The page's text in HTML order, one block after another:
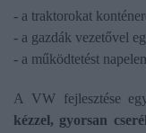
- a traktorokat
- a gazdák vezetővel
- a működtetést
A VW fejlesztése
kézzel, gyorsan